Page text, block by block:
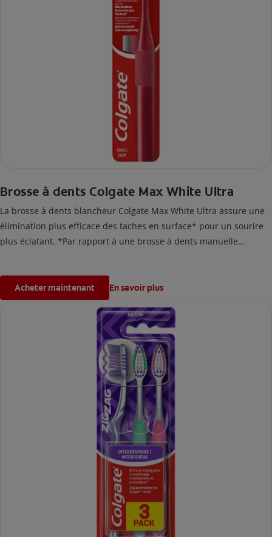
Brosse à dents Colgate Max White Ultra
La brosse à dents blancheur Colgate Max White Ultra assure une
élimination plus efficace des taches en surface* pour un sourire
plus éclatant. *Par rapport à une brosse à dents manuelle
Acheter maintenant En savoir plus